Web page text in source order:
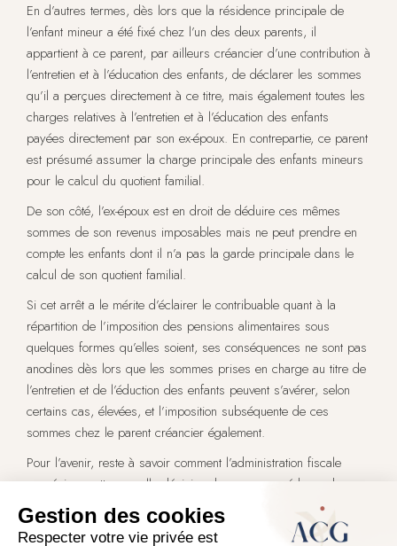
En d’autres termes, dès lors que la résidence principale de
l’enfant mineur a été fixé chez l’un des deux parents, il
appartient à ce parent, par ailleurs créancier d’une contribution à
l’entretien et à l’éducation des enfants, de déclarer les sommes
qu’il a perçues directement à ce titre, mais également toutes les
charges relatives à l’entretien et à l’éducation des enfants
payées directement par son ex-époux. En contrepartie, ce parent
est présumé assumer la charge principale des enfants mineurs
pour le calcul du quotient familial.
De son côté, l’ex-époux est en droit de déduire ces mêmes
sommes de son revenus imposables mais ne peut prendre en
compte les enfants dont il n’a pas la garde principale dans le
calcul de son quotient familial.
Si cet arrêt a le mérite d’éclairer le contribuable quant à la
répartition de l’imposition des pensions alimentaires sous
quelques formes qu’elles soient, ses conséquences ne sont pas
anodines dès lors que les sommes prises en charge au titre de
l’entretien et de l’éduction des enfants peuvent s’avérer, selon
certains cas, élevées, et l’imposition subséquente de ces
sommes chez le parent créancier également.
Pour l’avenir, reste à savoir comment l’administration fiscale
appréciera cette nouvelle décision dans ses procédures de
rectification.